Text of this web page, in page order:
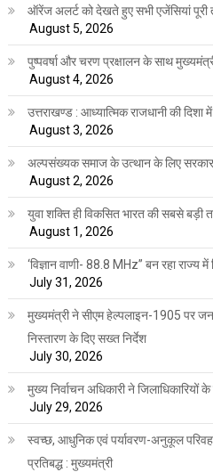
ऑरेंज अलर्ट को देखते हुए सभी एजेंसियां पूरी
August 5, 2026
पुष्पवर्षा और चरण प्रक्षालन के साथ
August 4, 2026
उत्तराखण्ड : आध्यात्मिक राजधानी की दिशा
August 3, 2026
अल्पसंख्यक समाज के उत्थान के लिए सरकार
August 2, 2026
युवा शक्ति ही विकसित भारत की सबसे बड़ी
August 1, 2026
‘विज्ञान वाणी- 88.8 MHz” बन रहा राज्य
July 31, 2026
मुख्यमंत्री ने सीएम हेल्पलाइन-1905 पर जन
निस्तारण के दिए सख्त निर्देश
July 30, 2026
मुख्य निर्वाचन अधिकारी ने जिलाधिकारियों
July 29, 2026
स्वच्छ, आधुनिक एवं पर्यावरण-अनुकूल
प्रतिबद्ध : मुख्यमंत्री